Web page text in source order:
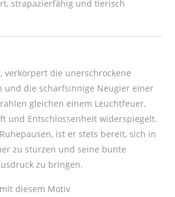
strapazierfähig und tierisch
verkörpert die unerschrockene
und die scharfsinnige Neugier einer
gleichen einem Leuchtfeuer,
und Entschlossenheit widerspiegelt.
ist er stets bereit, sich in
zu stürzen und seine bunte
zu bringen.
diesem Motiv